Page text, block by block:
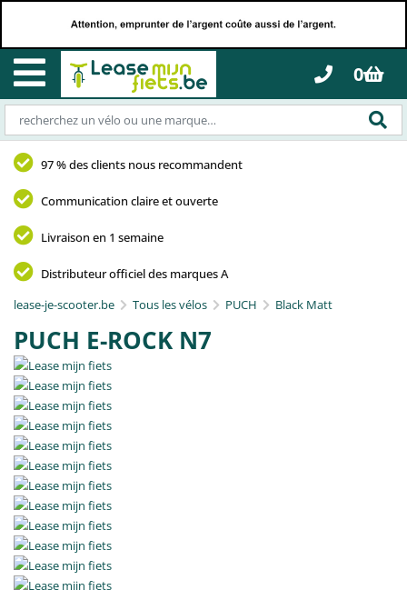
0
97 % des clients nous recommandent
Communication claire et ouverte
Livraison en 1 semaine
Distributeur officiel des marques A
lease-je-scooter.be
Tous les vélos PUCH Black Matt
PUCH E-ROCK N7